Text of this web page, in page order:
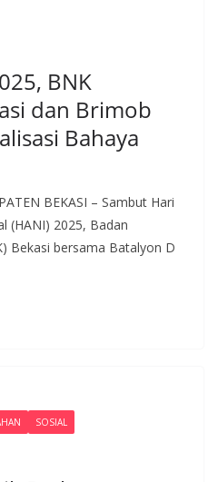
BNK
dan Brimob
Bahaya
BEKASI – Sambut Hari
(HANI) 2025, Badan
Bekasi bersama Batalyon D
SOSIAL